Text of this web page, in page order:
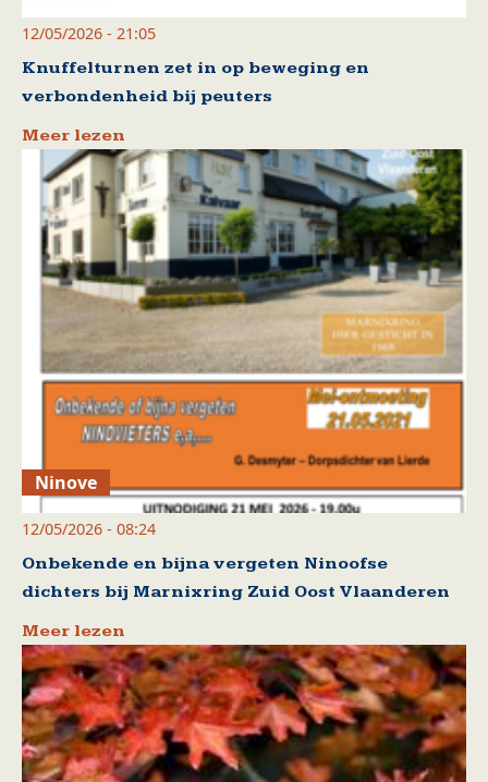
12/05/2026 - 21:05
Knuffelturnen zet in op beweging en
verbondenheid bij peuters
Meer lezen
Ninove
12/05/2026 - 08:24
Onbekende en bijna vergeten Ninoofse
dichters bij Marnixring Zuid Oost Vlaanderen
Meer lezen